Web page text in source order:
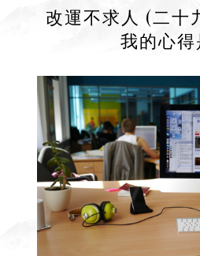
改運不求人 (二十
我的心